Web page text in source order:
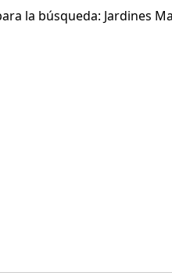
la búsqueda: Jardines